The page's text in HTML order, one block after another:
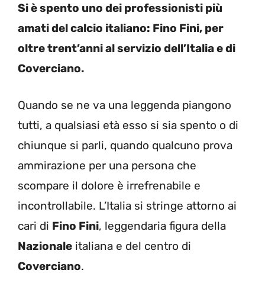
Si è spento uno dei professionisti più
amati del calcio italiano: Fino Fini, per
oltre trent’anni al servizio dell’Italia e di
Coverciano.
Quando se ne va una leggenda piangono
tutti, a qualsiasi età esso si sia spento o di
chiunque si parli, quando qualcuno prova
ammirazione per una persona che
scompare il dolore è irrefrenabile e
incontrollabile. L’Italia si stringe attorno ai
cari di Fino Fini, leggendaria figura della
Nazionale italiana e del centro di
Coverciano.